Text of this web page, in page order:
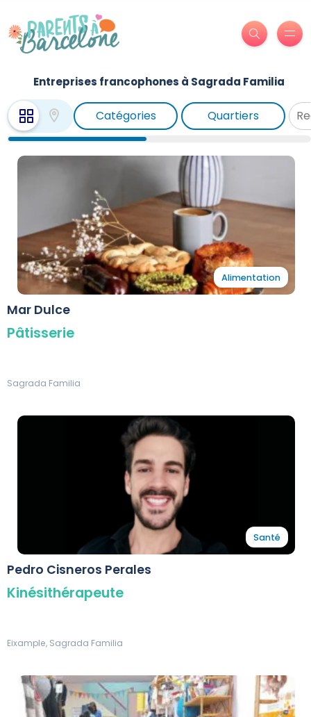
Entreprises francophones à Sagrada Familia
Catégories Quartiers
Alimentation
Mar Dulce
Pâtisserie
Sagrada Familia
Santé
Pedro Cisneros Perales
Kinésithérapeute
Eixample, Sagrada Familia